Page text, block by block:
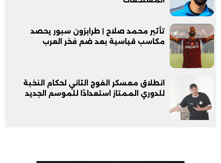
تأثير محمد صلاح | طرابزون سبور يحصد
مكاسب قياسية بعد ضم فخر العرب
انطلاق معسكر الفوج الثاني لحكام النخبة
للدوري الممتاز استعدادًا للموسم الجديد